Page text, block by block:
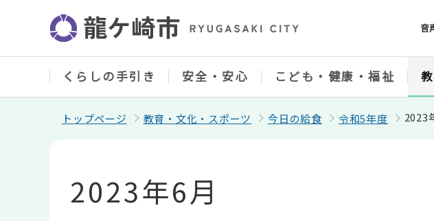
ジ
音
くらしの手引き 安全・安心 こども・健康・福祉
トップページ 教育・文化・スポーツ 今日の給食 令和5年度 2023
2023年6月